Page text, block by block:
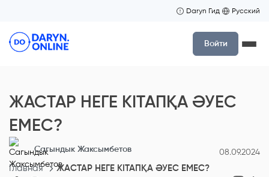
Daryn Гид Русский
Войти
ЖАСТАР НЕГЕ КІТАПҚА ӘУЕС
ЕМЕС?
Сагындык Жаксымбетов 08.09.2024
Главная ЖАСТАР НЕГЕ КІТАПҚА ӘУЕС ЕМЕС?